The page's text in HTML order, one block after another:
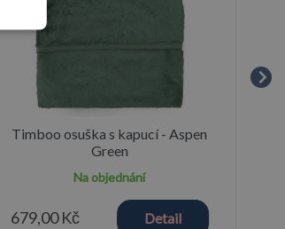
Timboo osuška s kapucí - Aspen
Green
Na objednání
679,00 Kč Detail